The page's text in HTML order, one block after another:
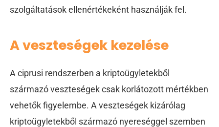
szolgáltatások ellenértékeként használják fel.
A veszteségek kezelése
A ciprusi rendszerben a kriptoügyletekből
származó veszteségek csak korlátozott mértékben
vehetők figyelembe. A veszteségek kizárólag
kriptoügyletekből származó nyereséggel szemben